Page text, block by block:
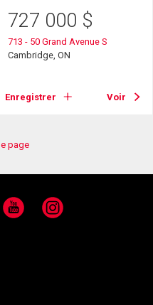
727 000 $
713 - 50 Grand Avenue S
Cambridge, ON
Enregistrer Voir
page
YouTube Instagram